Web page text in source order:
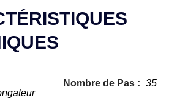
Nombre de Pas : 35